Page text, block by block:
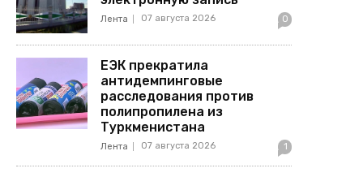
Лента 07 августа 2026 0
ЕЭК прекратила
антидемпинговые
расследования против
полипропилена из
Туркменистана
Лента 07 августа 2026 1